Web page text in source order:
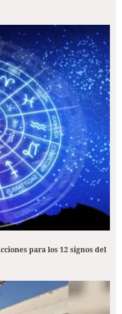
para los 12 signos del